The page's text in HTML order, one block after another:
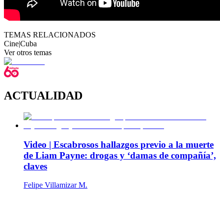
TEMAS RELACIONADOS
Cine|Cuba
Ver otros temas
ACTUALIDAD
Video | Escabrosos hallazgos previo a la muerte
de Liam Payne: drogas y ‘damas de compañía’,
claves
Felipe Villamizar M.